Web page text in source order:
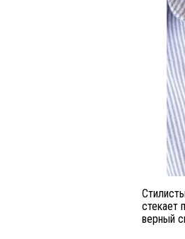
стекает
верный